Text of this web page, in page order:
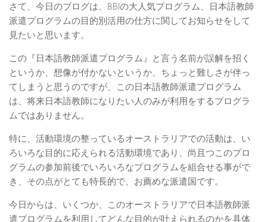
さて、今日のブログは、BBIの大人気プログラム、日本語教師
派遣プログラムの目的別活用の仕方に関してお知らせをして
見たいと思います。
この『日本語教師派遣プログラム』と言う名前が誤解を招く
というか、想像が付かないというか、ちょっと難しさが伴っ
てしまうと思うのですが、この日本語教師派遣プログラム
は、将来日本語教師になりたい人のみが利用をするプログラ
ムではありません。
特に、活動環境の整っているオーストラリアでの活動は、い
ろいろな目的に応えられる活動環境であり、尚且つこのプロ
グラムの参加前後でいろいろなプログラムを組合せる事がで
き、その点がとても特長的で、お薦めな派遣国です。
今日からは、いくつか、このオーストラリアで日本語教師派
遣プログラムを利用してどんな目的が叶えられるのかを具体